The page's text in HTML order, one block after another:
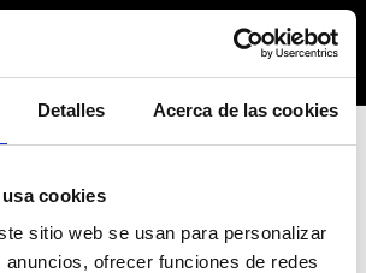
Detalles Acerca de las cookies
cookies
sitio web se usan para personalizar
ofrecer funciones de redes
UNCATEGORIZED